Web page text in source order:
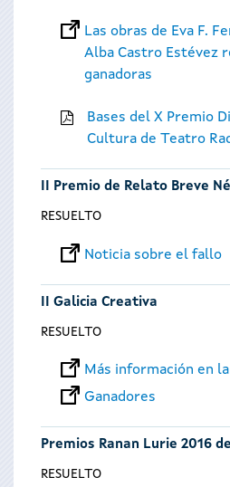
Las obras de Eva F.
Alba Castro Estévez
ganadoras
Bases del X Premio
Cultura de Teatro
II Premio de Relato Breve
RESUELTO
Noticia sobre el fallo
II Galicia Creativa
RESUELTO
Más información en
Ganadores
Premios Ranan Lurie 2016
RESUELTO